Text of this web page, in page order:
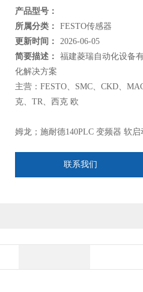
产品型号：
所属分类：
FESTO传感器
更新时间：
2026-06-05
简要描述：
福建菱瑞自动化设备
化解决方案
主营：FESTO、SMC、CKD、
克、TR、西克 欧
姆龙；施耐德140PLC 变频器 软
联系我们